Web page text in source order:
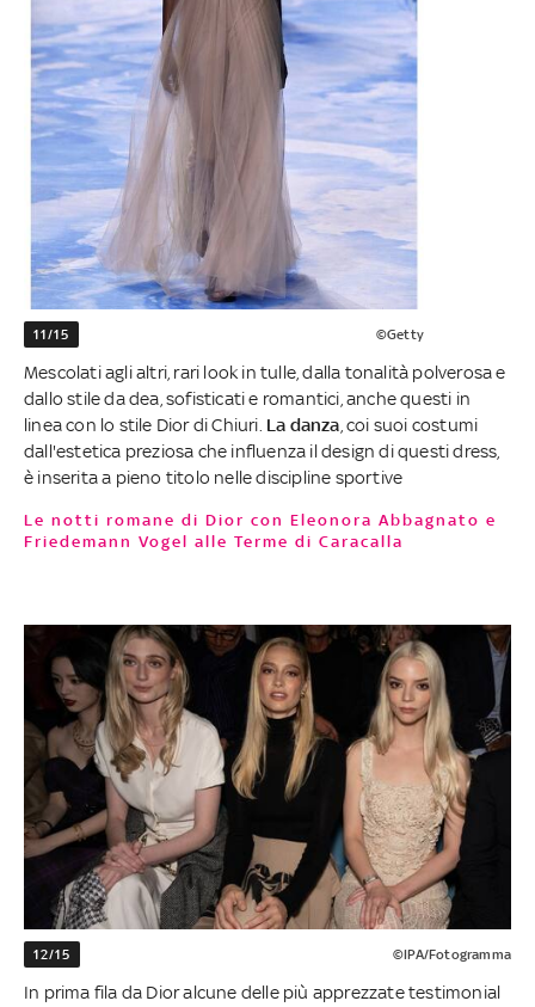
11/15 ©Getty
Mescolati agli altri, rari look in tulle, dalla tonalità polverosa e
dallo stile da dea, sofisticati e romantici, anche questi in
linea con lo stile Dior di Chiuri. La danza , coi suoi costumi
dall'estetica preziosa che influenza il design di questi dress,
è inserita a pieno titolo nelle discipline sportive
Le notti romane di Dior con Eleonora Abbagnato e
Friedemann Vogel alle Terme di Caracalla
12/15 ©IPA/Fotogramma
In prima fila da Dior alcune delle più apprezzate testimonial